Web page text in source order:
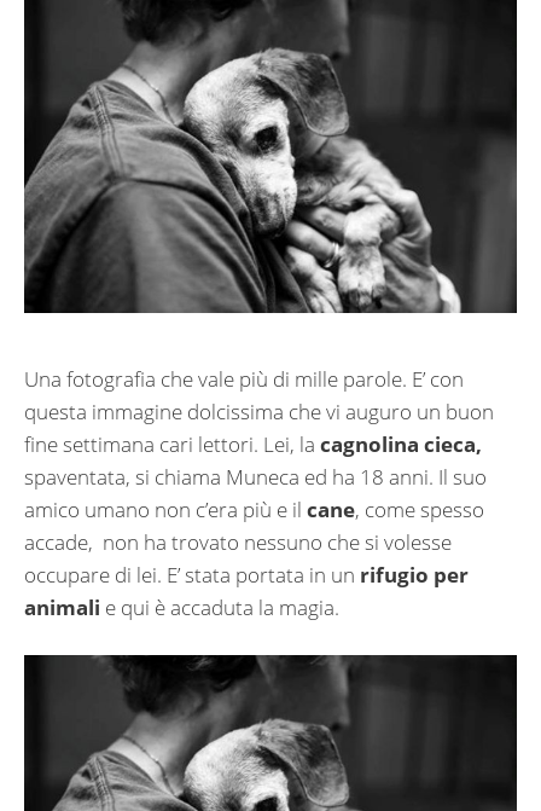
Una fotografia che vale più di mille parole. E’ con
questa immagine dolcissima che vi auguro un buon
fine settimana cari lettori. Lei, la cagnolina cieca,
spaventata, si chiama Muneca ed ha 18 anni. Il suo
amico umano non c’era più e il cane, come spesso
accade, non ha trovato nessuno che si volesse
occupare di lei. E’ stata portata in un rifugio per
animali e qui è accaduta la magia.